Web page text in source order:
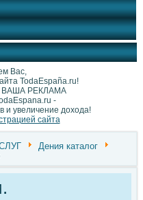
Вас,
TodaEspaña.ru!
РЕКЛАМА
-
и увеличение дохода!
сайта
Дения каталог